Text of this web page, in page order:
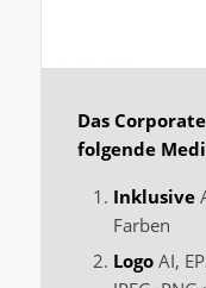
Das
folgende
Inklusive
Farben
LogoAI,